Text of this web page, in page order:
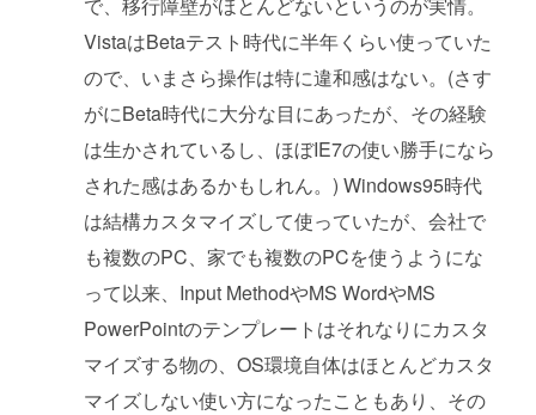
VistaはBetaテスト時代に半年くらい使っていた
ので、いまさら操作は特に違和感はない。(さす
がにBeta時代に大分な目にあったが、その経験
は生かされているし、ほぼIE7の使い勝手になら
された感はあるかもしれん。) Windows95時代
は結構カスタマイズして使っていたが、会社で
も複数のPC、家でも複数のPCを使うようにな
って以来、Input MethodやMS WordやMS
PowerPointのテンプレートはそれなりにカスタ
マイズする物の、OS環境自体はほとんどカスタ
マイズしない使い方になったこともあり、その